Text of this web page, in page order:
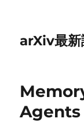
arXiv最新
Agents